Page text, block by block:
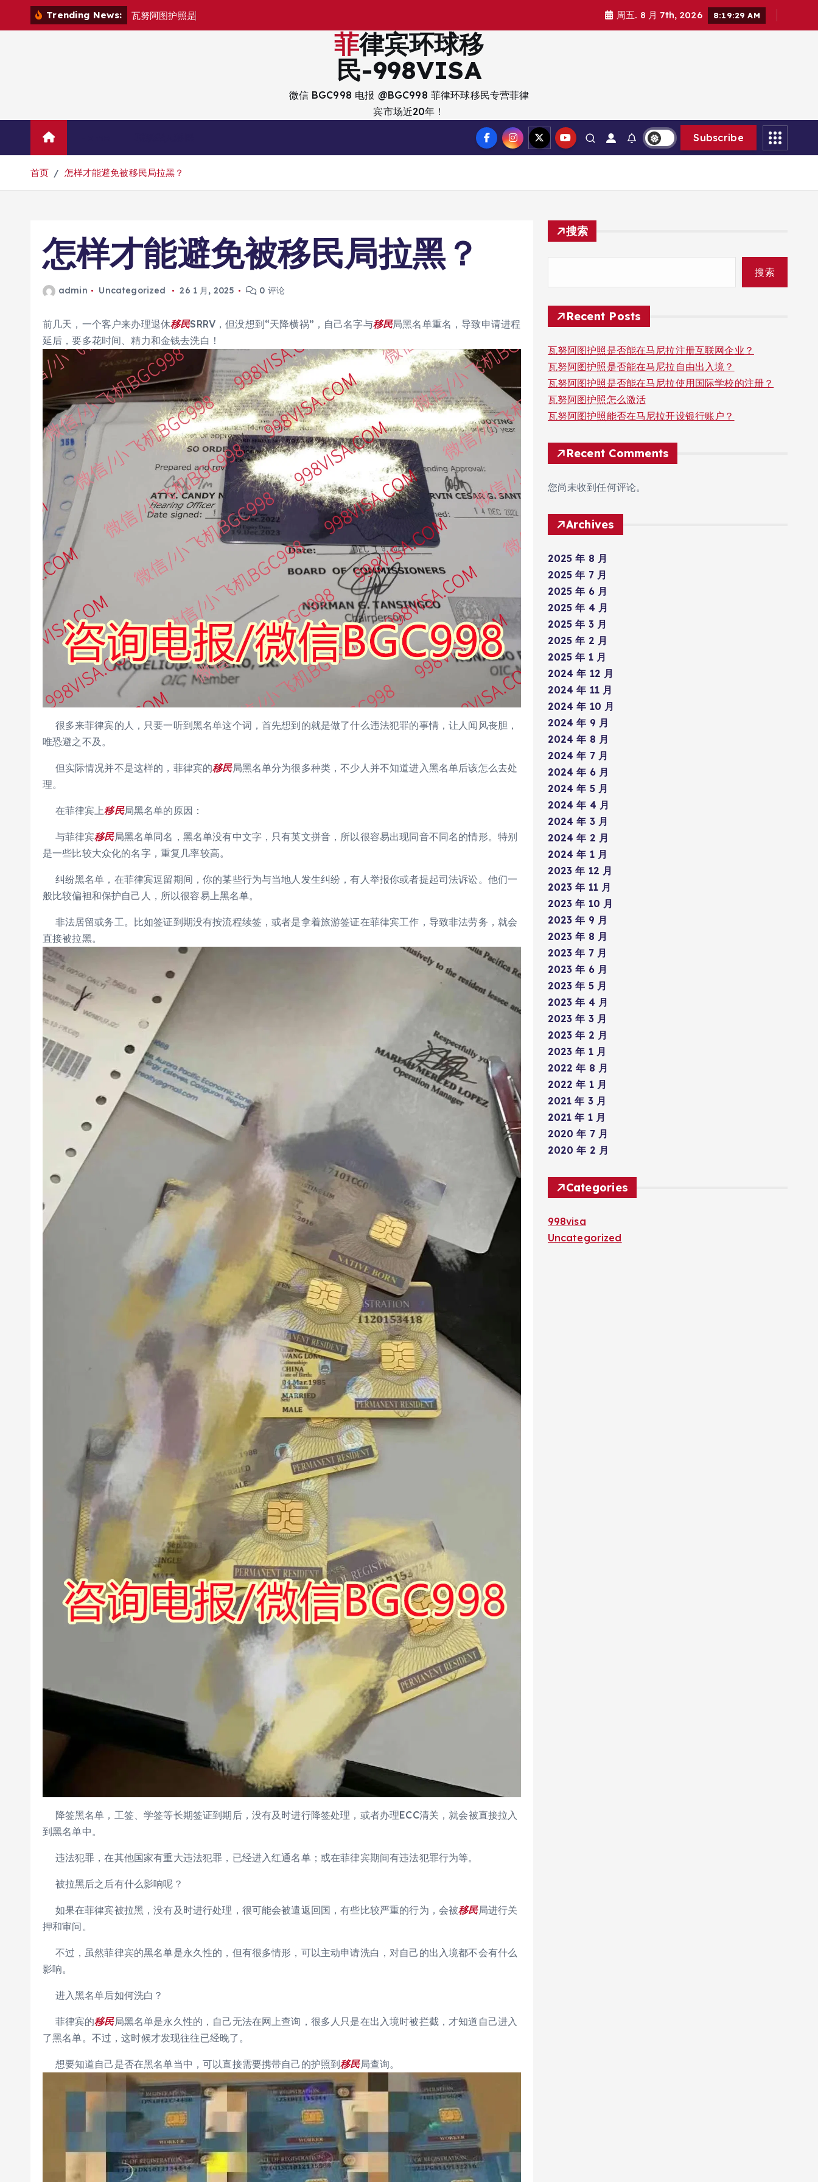
Trending News: 瓦努阿图护照是 周五. 8 月 7th, 2026 8:19:31 AM
菲律宾环球移
民-998VISA
微信 BGC998 电报 @BGC998 菲律环球移民专营菲律
宾市场近20年！
Subscribe
首页 怎样才能避免被移民局拉黑？
怎样才能避免被移民局拉黑？
admin Uncategorized 26 1 月, 2025 0 评论
前几天，一个客户来办理退休移民SRRV，但没想到“天降横祸”，自己名字与移民局黑名单重名，导致申请进程
延后，要多花时间、精力和金钱去洗白！
很多来菲律宾的人，只要一听到黑名单这个词，首先想到的就是做了什么违法犯罪的事情，让人闻风丧胆，
唯恐避之不及。
但实际情况并不是这样的，菲律宾的移民局黑名单分为很多种类，不少人并不知道进入黑名单后该怎么去处
理。
在菲律宾上移民局黑名单的原因：
与菲律宾移民局黑名单同名，黑名单没有中文字，只有英文拼音，所以很容易出现同音不同名的情形。特别
是一些比较大众化的名字，重复几率较高。
纠纷黑名单，在菲律宾逗留期间，你的某些行为与当地人发生纠纷，有人举报你或者提起司法诉讼。他们一
般比较偏袒和保护自己人，所以很容易上黑名单。
非法居留或务工。比如签证到期没有按流程续签，或者是拿着旅游签证在菲律宾工作，导致非法劳务，就会
直接被拉黑。
降签黑名单，工签、学签等长期签证到期后，没有及时进行降签处理，或者办理ECC清关，就会被直接拉入
到黑名单中。
违法犯罪，在其他国家有重大违法犯罪，已经进入红通名单；或在菲律宾期间有违法犯罪行为等。
被拉黑后之后有什么影响呢？
如果在菲律宾被拉黑，没有及时进行处理，很可能会被遣返回国，有些比较严重的行为，会被移民局进行关
押和审问。
不过，虽然菲律宾的黑名单是永久性的，但有很多情形，可以主动申请洗白，对自己的出入境都不会有什么
影响。
进入黑名单后如何洗白？
菲律宾的移民局黑名单是永久性的，自己无法在网上查询，很多人只是在出入境时被拦截，才知道自己进入
了黑名单。不过，这时候才发现往往已经晚了。
想要知道自己是否在黑名单当中，可以直接需要携带自己的护照到移民局查询。
搜索
搜索
Recent Posts
瓦努阿图护照是否能在马尼拉注册互联网企业？
瓦努阿图护照是否能在马尼拉自由出入境？
瓦努阿图护照是否能在马尼拉使用国际学校的注册？
瓦努阿图护照怎么激活
瓦努阿图护照能否在马尼拉开设银行账户？
Recent Comments
您尚未收到任何评论。
Archives
2025 年 8 月
2025 年 7 月
2025 年 6 月
2025 年 4 月
2025 年 3 月
2025 年 2 月
2025 年 1 月
2024 年 12 月
2024 年 11 月
2024 年 10 月
2024 年 9 月
2024 年 8 月
2024 年 7 月
2024 年 6 月
2024 年 5 月
2024 年 4 月
2024 年 3 月
2024 年 2 月
2024 年 1 月
2023 年 12 月
2023 年 11 月
2023 年 10 月
2023 年 9 月
2023 年 8 月
2023 年 7 月
2023 年 6 月
2023 年 5 月
2023 年 4 月
2023 年 3 月
2023 年 2 月
2023 年 1 月
2022 年 8 月
2022 年 1 月
2021 年 3 月
2021 年 1 月
2020 年 7 月
2020 年 2 月
Categories
998visa
Uncategorized